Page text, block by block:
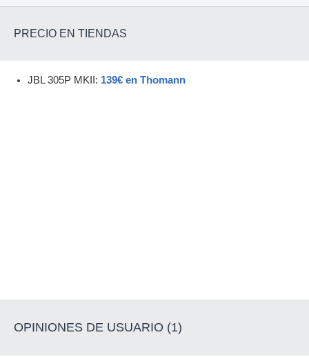
PRECIO EN TIENDAS
JBL 305P MKII: 139€ en Thomann
OPINIONES DE USUARIO (1)